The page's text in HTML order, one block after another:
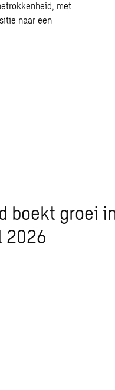
met
naar een
boekt groei
2026